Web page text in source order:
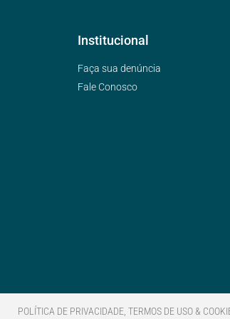
Institucional
Faça sua denúncia
Fale Conosco
POLÍTICA DE PRIVACIDADE, TERMOS DE USO &